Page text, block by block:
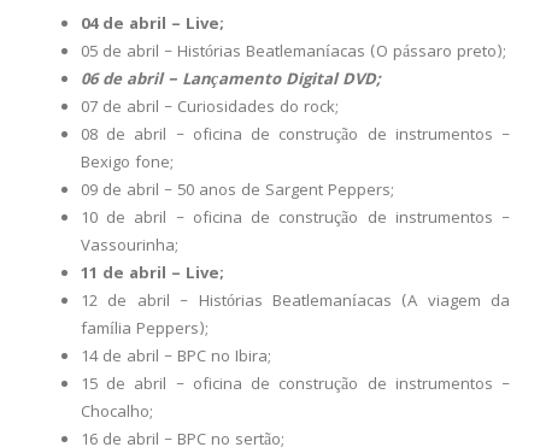
04 de abril – Live;
05 de abril – Histórias Beatlemaníacas (O pássaro preto);
06 de abril – Lançamento Digital DVD;
07 de abril – Curiosidades do rock;
08 de abril – oficina de construção de instrumentos –
Bexigo fone;
09 de abril – 50 anos de Sargent Peppers;
10 de abril – oficina de construção de instrumentos –
Vassourinha;
11 de abril – Live;
12 de abril – Histórias Beatlemaníacas (A viagem da
família Peppers);
14 de abril – BPC no Ibira;
15 de abril – oficina de construção de instrumentos –
Chocalho;
16 de abril – BPC no sertão;